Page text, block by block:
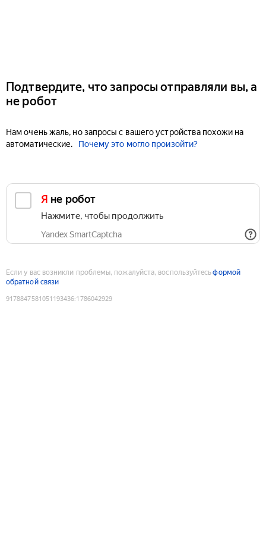
Подтвердите, что запросы отправляли вы, а
не робот
Нам очень жаль, но запросы с вашего устройства похожи на
автоматические.
Почему это могло произойти?
Я не робот
Нажмите, чтобы продолжить
Yandex SmartCaptcha
Если у вас возникли проблемы, пожалуйста, воспользуйтесьформой
обратной связи
9178847581051193436:1786042929